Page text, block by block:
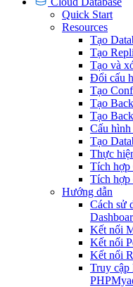
Quick Start
Resources
Tạo
Tạo
Tạo và
Đổi cấu
Tạo
Tạo
Tạo
Cấu hình
Tạo
Thực
Tích hợp
Tích hợp
Hướng dẫn
Cách sử
Kết nối
Kết nối
Kết nối
Truy